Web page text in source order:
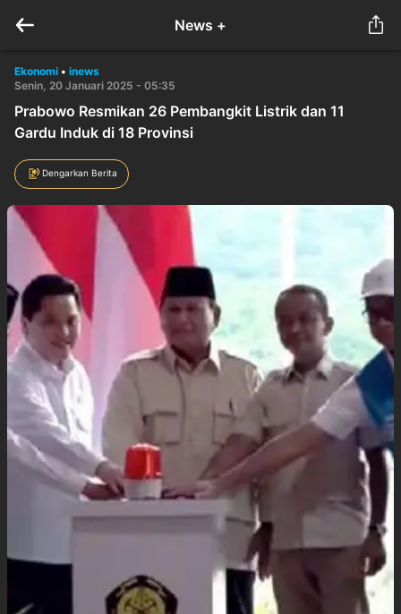
News +
Ekonomi • inews
Senin, 20 Januari 2025 - 05:35
Prabowo Resmikan 26 Pembangkit Listrik dan 11
Gardu Induk di 18 Provinsi
Dengarkan Berita